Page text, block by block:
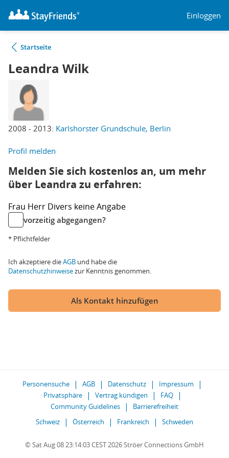
Einloggen
Startseite
Leandra Wilk
2008 - 2013: Karlshorster Grundschule, Berlin
Profil melden
Melden Sie sich kostenlos an, um mehr
über Leandra zu erfahren:
Frau Herr Divers keine Angabe
vorzeitig abgegangen?
* Pflichtfelder
Ich akzeptiere dieAGB und habe die
Datenschutzhinweisezur Kenntnis genommen.
Als Kontakt hinzufügen
Personensuche AGB Datenschutz
Impressum
Privatsphäre
Vertrag kündigen
FAQ
Community Guidelines
Barrierefreiheit
Schweiz
Österreich Frankreich Schweden
© Sat Aug 08 23:14:03 CEST 2026 Ströer Connections GmbH